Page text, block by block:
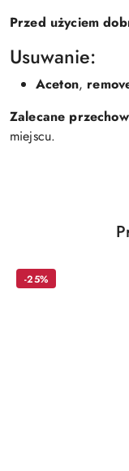
Przed użyciem
Usuwanie:
Aceton,
Zalecane
miejscu.
Pomiń
-25%